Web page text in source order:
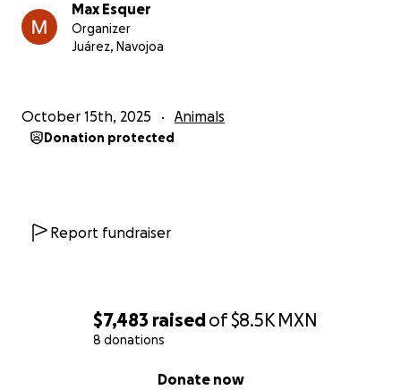
$7,483 raisedof$8.5K MXN
8 donations
Donate now
Max Esquer
Organizer
Juárez, Navojoa
October 15th, 2025 Animals
Donation protected
Report fundraiser